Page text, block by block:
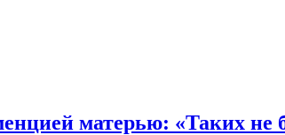
матерью: «Таких не